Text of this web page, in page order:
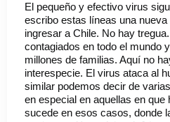
El pequeño y efectivo virus
escribo estas líneas una
ingresar a Chile. No hay
contagiados en todo el mundo
millones de familias. Aquí no
interespecie. El virus ataca al
similar podemos decir de
en especial en aquellas en que
sucede en esos casos, donde